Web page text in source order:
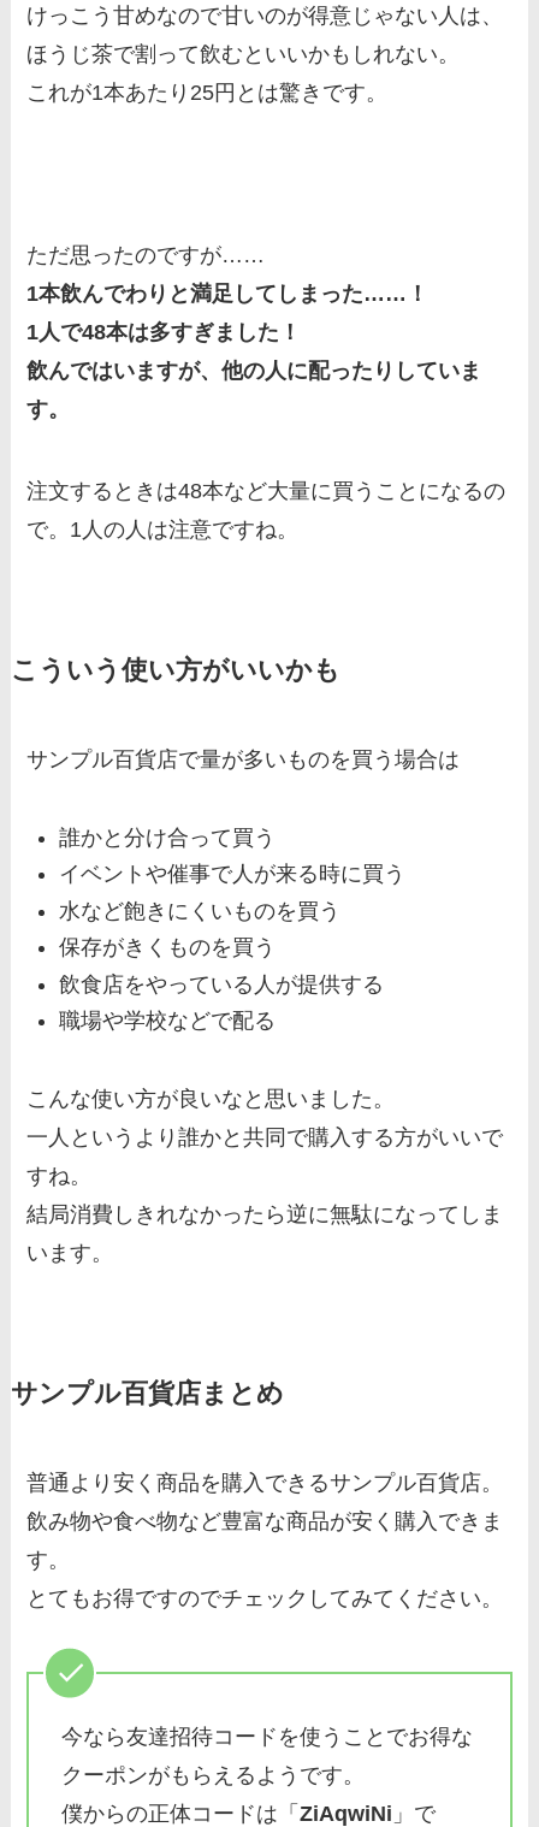
けっこう甘めなので甘いのが得意じゃない人は、
ほうじ茶で割って飲むといいかもしれない。
これが1本あたり25円とは驚きです。
ただ思ったのですが……
1本飲んでわりと満足してしまった……！
1人で48本は多すぎました！
飲んではいますが、他の人に配ったりしていま
す。
注文するときは48本など大量に買うことになるの
で。1人の人は注意ですね。
こういう使い方がいいかも
サンプル百貨店で量が多いものを買う場合は
誰かと分け合って買う
イベントや催事で人が来る時に買う
水など飽きにくいものを買う
保存がきくものを買う
飲食店をやっている人が提供する
職場や学校などで配る
こんな使い方が良いなと思いました。
一人というより誰かと共同で購入する方がいいで
すね。
結局消費しきれなかったら逆に無駄になってしま
います。
サンプル百貨店まとめ
普通より安く商品を購入できるサンプル百貨店。
飲み物や食べ物など豊富な商品が安く購入できま
す。
とてもお得ですのでチェックしてみてください。
今なら友達招待コードを使うことでお得な
クーポンがもらえるようです。
僕からの正体コードは「ZiAqwiNi 」で